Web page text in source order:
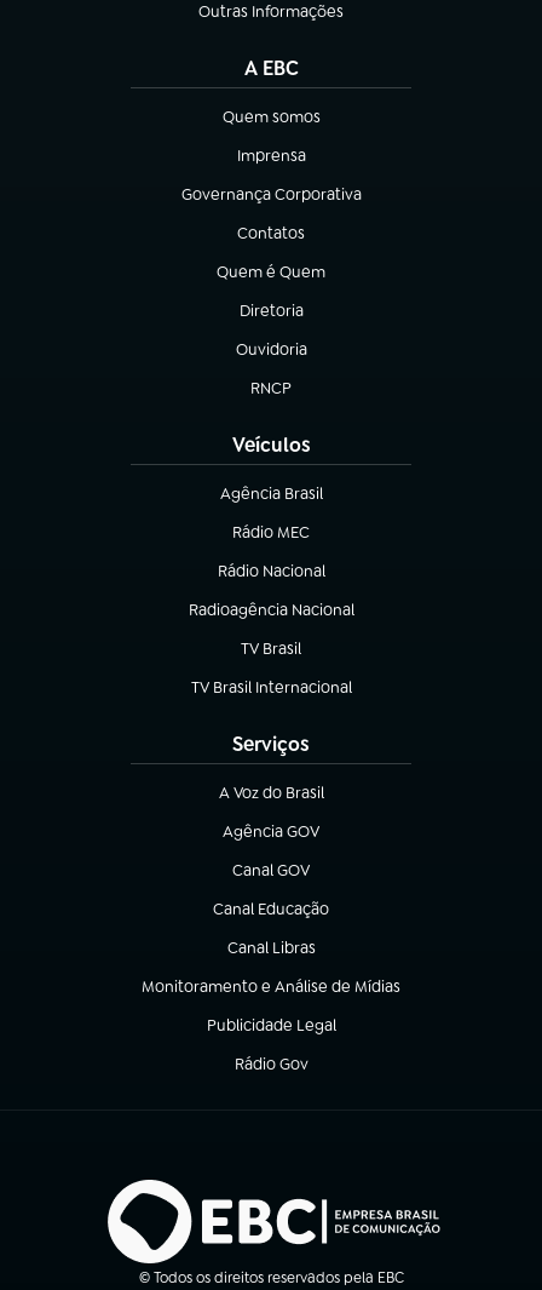
Outras Informações
(abre em nova aba)
A EBC
Quem somos
(abre em nova aba)
Imprensa
(abre em nova aba)
Governança Corporativa
(abre em nova aba)
Contatos
(abre em nova aba)
Quem é Quem
(abre em nova aba)
Diretoria
(abre em nova aba)
Ouvidoria
(abre em nova aba)
RNCP
(abre em nova aba)
Veículos
Agência Brasil
(abre em nova aba)
Rádio MEC
(abre em nova aba)
Rádio Nacional
Radioagência Nacional
(abre em nova aba)
TV Brasil
(abre em nova aba)
TV Brasil Internacional
(abre em nova aba)
Serviços
A Voz do Brasil
(abre em nova aba)
Agência GOV
(abre em nova aba)
Canal GOV
(abre em nova aba)
Canal Educação
(abre em nova aba)
Canal Libras
(abre em nova aba)
Monitoramento e Análise de Mídias
(abre em nova aba)
Publicidade Legal
(abre em nova aba)
Rádio Gov
(abre em nova aba)
© Todos os direitos reservados pela EBC